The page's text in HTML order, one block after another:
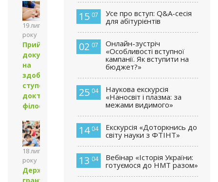
19 липня 2024
року
Прийом
документів
на
здобуття
ступеня
доктора
філософії
18 липня 2024
року
Державні
15 07
Усе про вступ: Q&A-сесія
для абітурієнтів
02 07
Онлайн-зустріч
«Особливості вступної
кампанії. Як вступити на
бюджет?»
25 04
Наукова екскурсія
«Наносвіт і плазма: за
межами видимого»
14 04
Екскурсія «Доторкнись до
світу науки з ФТІНТ»
13 04
Вебінар «Історія України:
готуємося до НМТ разом»